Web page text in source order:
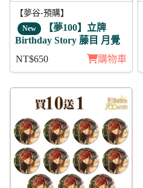
【夢谷-預購】
New 【夢100】立牌
Birthday Story 藤目 月覺
NT$650
購物車